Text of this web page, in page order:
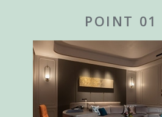
POINT 01